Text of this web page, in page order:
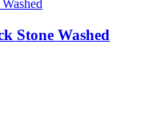
Stone Washed